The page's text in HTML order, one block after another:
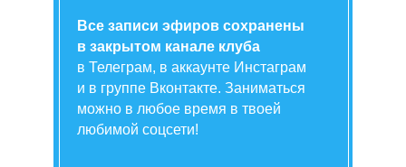
Все записи эфиров сохранены
в закрытом канале клуба
в Телеграм, в аккаунте Инстаграм
и в группе Вконтакте. Заниматься
можно в любое время в твоей
любимой соцсети!